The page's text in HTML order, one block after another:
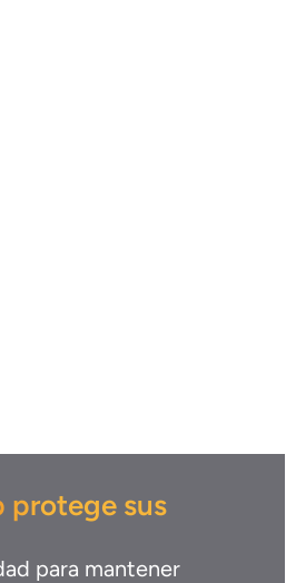
protege sus
para mantener